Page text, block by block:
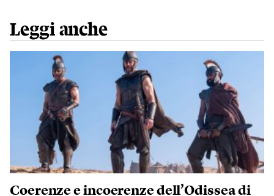
Leggi anche
Coerenze e incoerenze dell’Odissea di